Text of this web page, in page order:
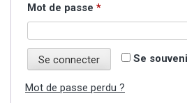
Mot de passe *Obligatoire
Se
Se connecter
Mot de passe perdu ?